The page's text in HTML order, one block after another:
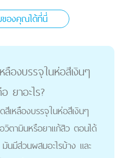
ของคุณได้ที่นี่
ลืองบรรจุในห่อสีเงินๆ
ยาอะไร?
เหลืองบรรจุในห่อสีเงินๆ
ตามินหรือยาแก้สิว ตอนได้
นมีส่วนผสมอะไรบ้าง และ